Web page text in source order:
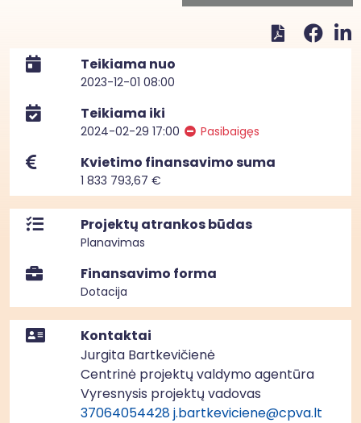
Teikiama nuo
2023-12-01 08:00
Teikiama iki
2024-02-29 17:00 Pasibaigęs
Kvietimo finansavimo suma
1 833 793,67 €
Projektų atrankos būdas
Planavimas
Finansavimo forma
Dotacija
Kontaktai
Jurgita Bartkevičienė
Centrinė projektų valdymo agentūra
Vyresnysis projektų vadovas
37064054428j.bartkeviciene@cpva.lt